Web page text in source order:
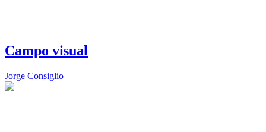
Campo visual
Jorge Consiglio